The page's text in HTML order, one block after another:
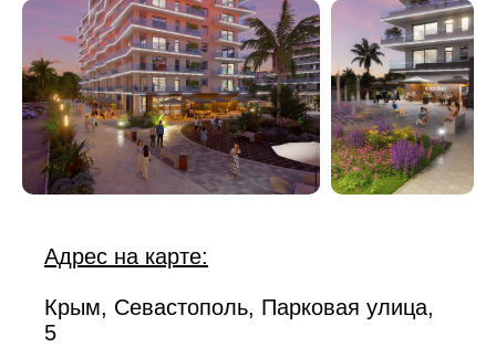
Адрес на карте:
Крым, Севастополь, Парковая улица,
5